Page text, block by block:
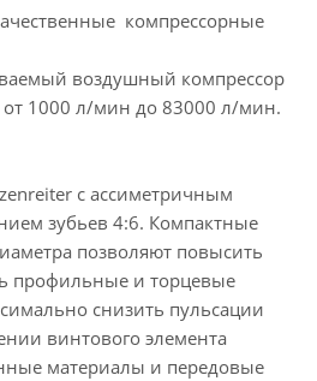
компрессорные
воздушный компрессор
от 1000 л/мин до 83000 л/мин.
с ассиметричным
зубьев 4:6. Компактные
позволяют повысить
профильные и торцевые
снизить пульсации
винтового элемента
материалы и передовые